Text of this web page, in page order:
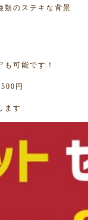
類のステキな背景
可能です！
円
ます